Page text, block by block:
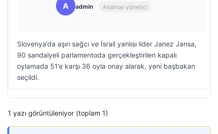
A admin Anahtar yönetici
Slovenya’da aşırı sağcı ve İsrail yanlısı lider Janez Jansa,
90 sandalyeli parlamentoda gerçekleştirilen kapalı
oylamada 51’e karşı 36 oyla onay alarak, yeni başbakan
seçildi.
1 yazı görüntüleniyor (toplam 1)